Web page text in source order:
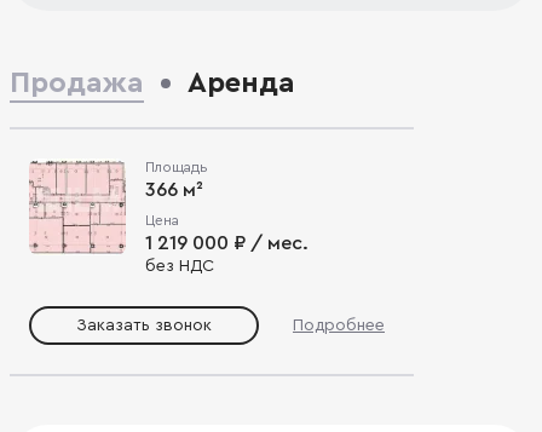
Продажа Аренда
Площадь
366 м²
Цена
1 219 000 ₽ / мес.
без НДС
Заказать звонок Подробнее